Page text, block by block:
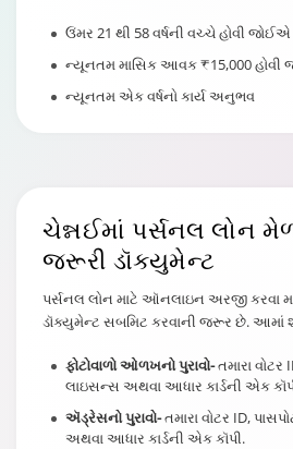
ઉંમર 21 થી 58 વર્ષની વચ્ચે હોવી જોઈએ
ન્યૂનતમ માસિક આવક ₹15,000 હોવી
ન્યૂનતમ એક વર્ષનો કાર્ય અનુભવ
ચેન્નઈમાં પર્સનલ લોન
જરૂરી ડૉક્યુમેન્ટ
પર્સનલ લોન માટે ઑનલાઇન અરજી કરવા
ડૉક્યુમેન્ટ સબમિટ કરવાની જરૂર છે. આમાં
ફોટોવાળો ઓળખનો પુરાવો-તમારા વોટર
લાઇસન્સ અથવા આધાર કાર્ડની એક
ઍડ્રેસનો પુરાવો-તમારા વોટર ID,
અથવા આધાર કાર્ડની એક કૉપી.